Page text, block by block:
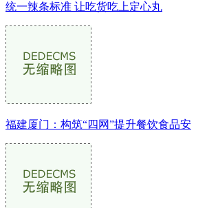
统一辣条标准 让吃货吃上定心丸
福建厦门：构筑“四网”提升餐饮食品安